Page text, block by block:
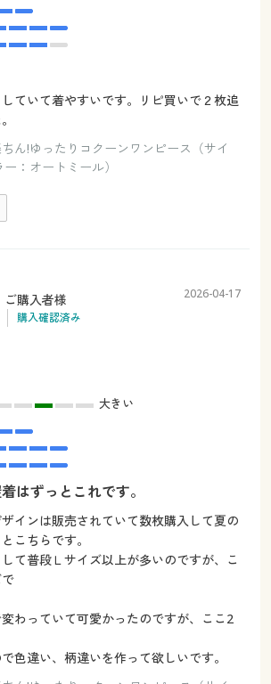
ていて着やすいです。リピ買いで２枚追
ん!ゆったりコクーンワンピース（サイ
：オートミール）
ご購入者様
購入確認済み
2026-04-17
大きい
はずっとこれです。
インは販売されていて数枚購入して夏の
こちらです。
て普段Ｌサイズ以上が多いのですが、こ
わっていて可愛かったのですが、ここ2
色違い、柄違いを作って欲しいです。